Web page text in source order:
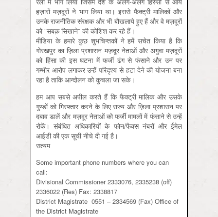
हज़ारों मज़दूरों ने भाग लिया था। इससे फैक्‍ट्री मालिकों और
उनके राजनीतिक संरक्षक और भी बौखलाये हुए हैं और वे मज़दूरों
को ”सबक़ सिखाने” की कोशिश कर रहे हैं।
मीडिया के हमारे कुछ शुभचिन्‍तकों ने हमें सचेत किया है कि
गोरखपुर का ज़िला प्रशासन मज़दूर नेताओं और अगुवा मज़दूरों
को हिंसा की इस घटना में फर्जी ढंग से फंसाने और उन पर
गम्‍भीर आरोप लगाकर उन्‍हें परिदृश्‍य से हटा देने की योजना बना
रहा है ताकि आन्‍दोलन को कुचला जा सके।
हम आप सबसे अपील करते हैं कि फैक्‍ट्री मालिक और उसके
गुण्‍डों को गिरफ्तार करने के लिए राज्‍य और ज़िला प्रशासन पर
दबाव डालें और मज़दूर नेताओं को फर्जी मामलों में फंसाने से उन्‍हें
रोकें। संबंधित अधिकारियों के फोन/फैक्‍स नंबरों और ईमेल
आईडी की एक सूची नीचे दी गई है।
सत्‍यम
Some important phone numbers where you can
call:
Divisional Commissioner 2333076, 2335238 (off)
2336022 (Res) Fax: 2338817
District Magistrate 0551 – 2334569 (Fax) Office of
the District Magistrate